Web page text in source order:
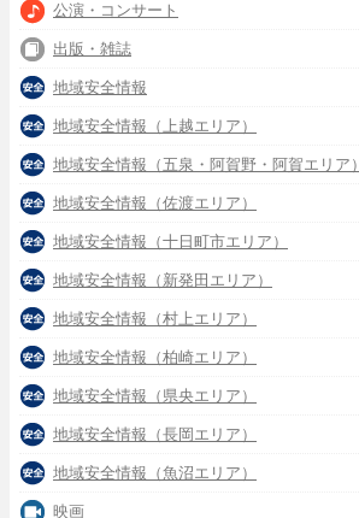
公演・コンサート
出版・雑誌
地域安全情報
地域安全情報（上越エリア）
地域安全情報（五泉・阿賀野・阿賀エリア）
地域安全情報（佐渡エリア）
地域安全情報（十日町市エリア）
地域安全情報（新発田エリア）
地域安全情報（村上エリア）
地域安全情報（柏崎エリア）
地域安全情報（県央エリア）
地域安全情報（長岡エリア）
地域安全情報（魚沼エリア）
映画